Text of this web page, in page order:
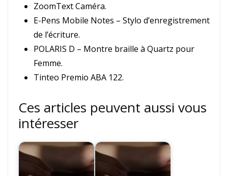
ZoomText Caméra.
E-Pens Mobile Notes – Stylo d’enregistrement
de l’écriture.
POLARIS D – Montre braille à Quartz pour
Femme.
Tinteo Premio ABA 122.
Ces articles peuvent aussi vous
intéresser